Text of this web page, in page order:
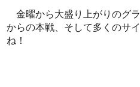
金曜から大盛り上がりのグ
からの本戦、そして多くのサ
ね！